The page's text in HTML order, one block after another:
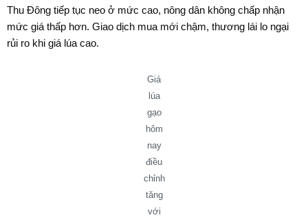
Thu Đông tiếp tục neo ở mức cao, nông dân không chấp nhận
mức giá thấp hơn. Giao dịch mua mới chậm, thương lái lo ngại
rủi ro khi giá lúa cao.
Giá
lúa
gạo
hôm
nay
điều
chỉnh
tăng
với